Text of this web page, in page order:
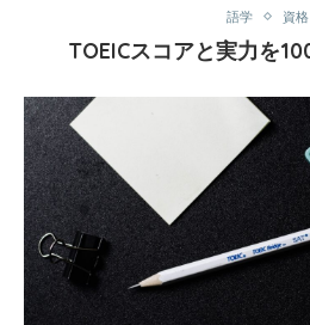
語学 資格
TOEICスコアと実力を